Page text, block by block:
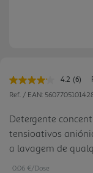
4.2 Leu
6
Link
para
a
(6)
Ref. / EAN:
Detergente
tensioativos
a lavagem de
utilizado em roupa
0.06 €/Dose